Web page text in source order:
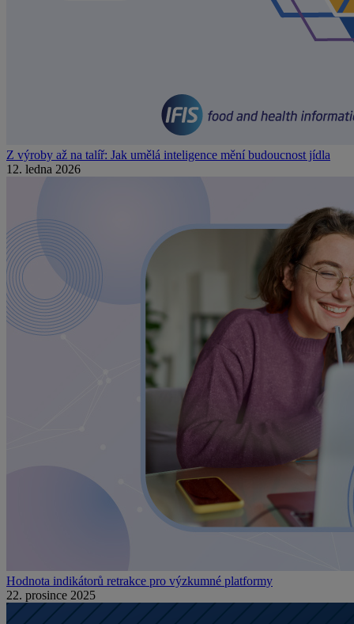
Z výroby až na talíř: Jak umělá inteligence mění budoucnost jídla
12. ledna 2026
Hodnota indikátorů retrakce pro výzkumné platformy
22. prosince 2025